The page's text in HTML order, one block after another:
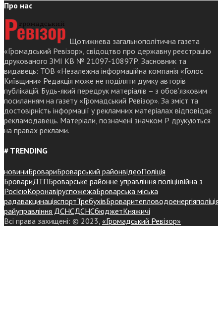
Про нас
Щотижнева загальнополітична газета
«Громадський Ревізор», свідоцтво про державну реєстрацію
друкованого ЗМІ КВ № 21097-10897Р. Засновник та
видавець: ТОВ «Незалежна інформаційна компанія «Голос
Київщини» Редакція може не поділяти думку авторів
публікацій. Будь-який передрук матеріалів – з обов’язковим
посиланням на газету «Громадський Ревізор». За зміст та
достовірність інформації у рекламних матеріалах відповідає
рекламодавець. Матеріали, позначені значком Р друкуються
на правах реклами.
# TRENDING
новиниБровариБроварський районвідеоПоліція
БровариДТПБроварське районне управління поліціївійна з
РосієюКоронавіруспожежаБроварська міська
радавакцинаціяспортТребухівБроваритепловодоенергіяполіція
райуправління ДСНСДСНСбюджетКняжичі
Всі права захищені: © 2023, «Громадський Ревізор»